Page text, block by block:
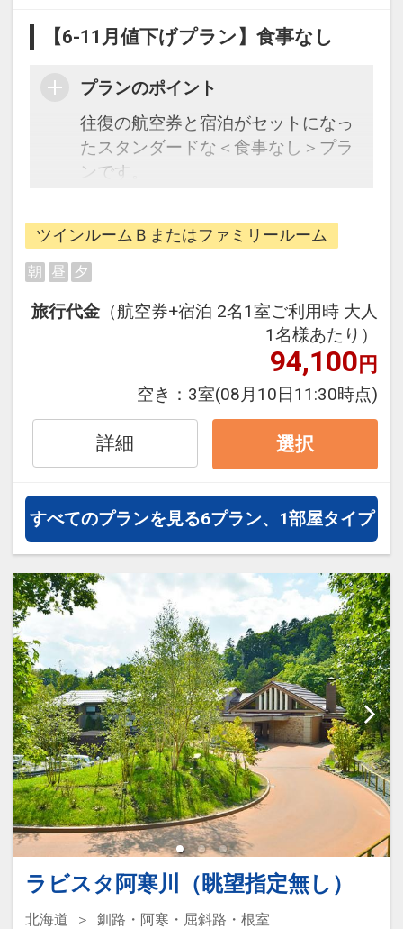
【6-11月値下げプラン】食事なし
プランのポイント
往復の航空券と宿泊がセットになっ
たスタンダードな＜食事なし＞プラ
ンです。
できるダイナミックパッケージだか
ら、一都市滞在はもちろん周遊旅行
にも最適！
泊・飛び泊なども自由自在です。
フライトは、安心のJAL（または
JALグループ）確約！フライトマイ
ル50%貯まります。
オプションでレンタカーや現地交
通・体験プランなどの追加（同時予
約）が可能なプランもございます。
ツインルームＢまたはファミリールーム
朝 昼 夕
旅行代金 （航空券+宿泊 2名1室ご利用時 大人
1名様あたり）
94,100円
空き： 3室(08月10日11:30時点)
詳細 選択
すべてのプランを見る6プラン、1部屋タイプ
ラビスタ阿寒川（眺望指定無し）
北海道
釧路・阿寒・屈斜路・根室